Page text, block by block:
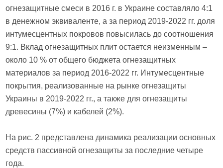
огнезащитные смеси в 2016 г. в Украине составляло 4:1
в денежном эквиваленте, а за период 2019-2022 гг. доля
интумесцентных покровов повысилась до соотношения
9:1. Вклад огнезащитных плит остается неизменным –
около 10 % от общего бюджета огнезащитных
материалов за период 2016-2022 гг. Интумесцентные
покрытия, реализованные на рынке огнезащиты
Украины в 2019-2022 гг., а также для огнезащиты
древесины (7%) и кабелей (2%).
На рис. 2 представлена динамика реализации основных
средств пассивной огнезащиты за последние четыре
года.